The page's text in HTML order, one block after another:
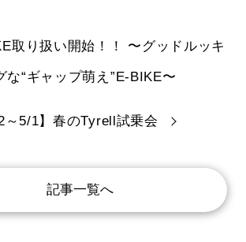
取り扱い開始！！ 〜グッドルッキ
な“ギャップ萌え”E-BIKE〜
～5/1】春のTyrell試乗会
記事一覧へ